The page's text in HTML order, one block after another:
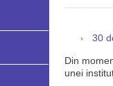
30
Din
unei